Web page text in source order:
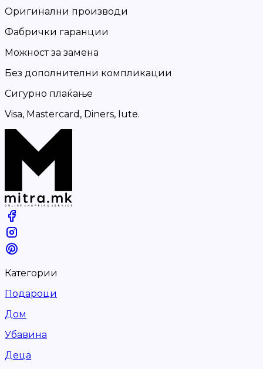
Оригинални производи
Фабрички гаранции
Можност за замена
Без дополнителни компликации
Сигурно плаќање
Visa, Mastercard, Diners, Iute.
Категории
Подароци
Дом
Убавина
Деца